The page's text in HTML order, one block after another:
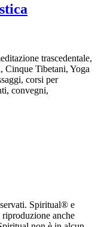
trascedentale,
Cinque Tibetani, Yoga
corsi per
convegni,
Spiritual® e
anche